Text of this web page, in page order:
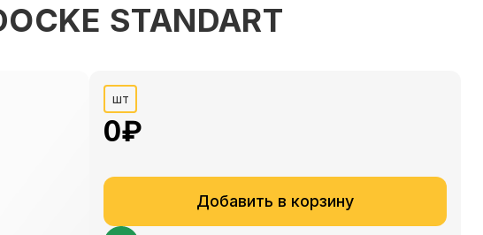
STANDART
шт
0₽
Добавить в корзину